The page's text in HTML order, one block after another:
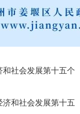
社会发展第十五个
济和社会发展第十五